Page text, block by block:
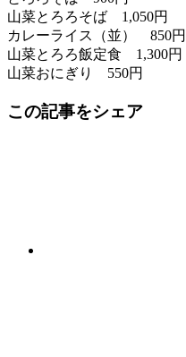
山菜とろろそば 1,050円
カレーライス（並） 850円
山菜とろろ飯定食 1,300円
山菜おにぎり 550円
この記事をシェア